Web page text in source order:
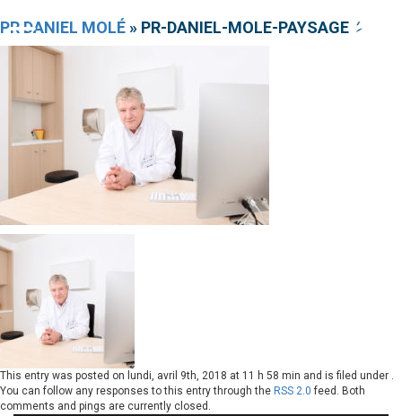
PR DANIEL MOLÉ » PR-DANIEL-MOLE-PAYSAGE-2
This entry was posted on lundi, avril 9th, 2018 at 11 h 58 min and is filed under .
You can follow any responses to this entry through the RSS 2.0 feed. Both
comments and pings are currently closed.